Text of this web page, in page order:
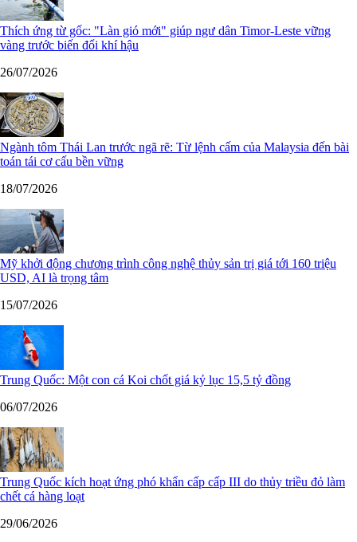
Thích ứng từ gốc: "Làn gió mới" giúp ngư dân Timor-Leste vững
vàng trước biến đổi khí hậu
26/07/2026
Ngành tôm Thái Lan trước ngã rẽ: Từ lệnh cấm của Malaysia đến bài
toán tái cơ cấu bền vững
18/07/2026
Mỹ khởi động chương trình công nghệ thủy sản trị giá tới 160 triệu
USD, AI là trọng tâm
15/07/2026
Trung Quốc: Một con cá Koi chốt giá kỷ lục 15,5 tỷ đồng
06/07/2026
Trung Quốc kích hoạt ứng phó khẩn cấp cấp III do thủy triều đỏ làm
chết cá hàng loạt
29/06/2026